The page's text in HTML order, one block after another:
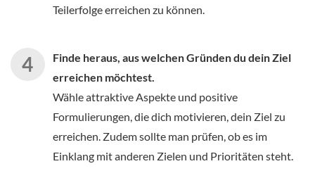
Teilerfolge erreichen zu können.
Finde heraus, aus welchen Gründen du dein Ziel
erreichen möchtest.
Wähle attraktive Aspekte und positive
Formulierungen, die dich motivieren, dein Ziel zu
erreichen. Zudem sollte man prüfen, ob es im
Einklang mit anderen Zielen und Prioritäten steht.